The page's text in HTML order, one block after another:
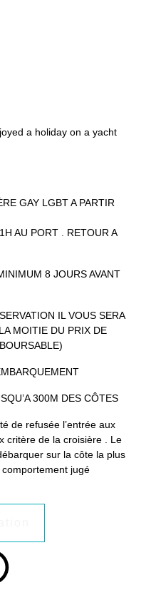
GAY LGBT A PARTIR
AU PORT . RETOUR A
8 JOURS AVANT
IL VOUS SERA
MOITIE DU PRIX DE
300M DES CÔTES
de refusée l’entrée aux
critère de la croisière . Le
sur la côte la plus
jugé